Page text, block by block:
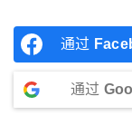
通过
通过